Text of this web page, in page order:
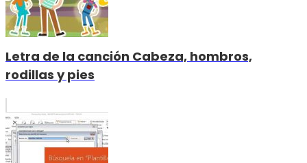
Letra de la canción Cabeza, hombros,
rodillas y pies